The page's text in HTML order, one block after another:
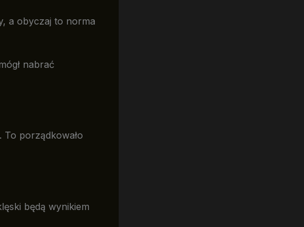
a obyczaj to norma
nabrać
To porządkowało
będą wynikiem